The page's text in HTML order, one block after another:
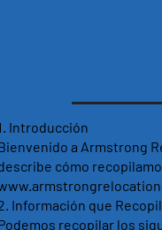
⁠Introducción
a Armstrong
cómo
⁠Información que
recopilar los